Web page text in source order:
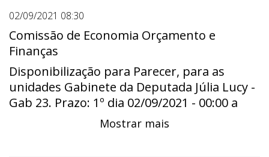
02/09/2021 08:30
Comissão de Economia Orçamento e
Finanças
Disponibilização para Parecer, para as
unidades Gabinete da Deputada Júlia Lucy -
Gab 23. Prazo: 1º dia 02/09/2021 - 00:00 a
útimo dia 17/09/2021 - 23:59
Mostrar mais